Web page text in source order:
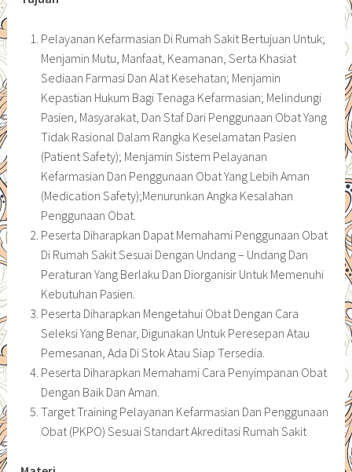
Pelayanan Kefarmasian Di Rumah Sakit Bertujuan Untuk;
Menjamin Mutu, Manfaat, Keamanan, Serta Khasiat
Sediaan Farmasi Dan Alat Kesehatan; Menjamin
Kepastian Hukum Bagi Tenaga Kefarmasian; Melindungi
Pasien, Masyarakat, Dan Staf Dari Penggunaan Obat Yang
Tidak Rasional Dalam Rangka Keselamatan Pasien
(Patient Safety); Menjamin Sistem Pelayanan
Kefarmasian Dan Penggunaan Obat Yang Lebih Aman
(Medication Safety);Menurunkan Angka Kesalahan
Penggunaan Obat.
Peserta Diharapkan Dapat Memahami Penggunaan Obat
Di Rumah Sakit Sesuai Dengan Undang – Undang Dan
Peraturan Yang Berlaku Dan Diorganisir Untuk Memenuhi
Kebutuhan Pasien.
Peserta Diharapkan Mengetahui Obat Dengan Cara
Seleksi Yang Benar, Digunakan Untuk Peresepan Atau
Pemesanan, Ada Di Stok Atau Siap Tersedia.
Peserta Diharapkan Memahami Cara Penyimpanan Obat
Dengan Baik Dan Aman.
Target Training Pelayanan Kefarmasian Dan Penggunaan
Obat (PKPO) Sesuai Standart Akreditasi Rumah Sakit